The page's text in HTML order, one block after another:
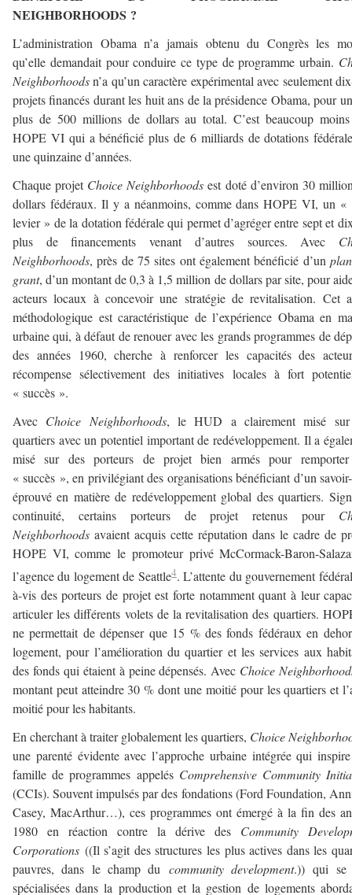
NEIGHBORHOODS ?
L’administration Obama n’a jamais obtenu du Congrès les
qu’elle demandait pour conduire ce type de programme urbain.
Neighborhoodsn’a qu’un caractère expérimental avec seulement
projets financés durant les huit ans de la présidence Obama, pour
plus de 500 millions de dollars au total. C’est beaucoup
HOPE VI qui a bénéficié plus de 6 milliards de dotations
une quinzaine d’années.
Chaque projet Choice Neighborhoods est doté d’environ 30
dollars fédéraux. Il y a néanmoins, comme dans HOPE VI, un «
levier » de la dotation fédérale qui permet d’agréger entre sept et
plus de financements venant d’autres sources. Avec
Neighborhoods, près de 75 sites ont également bénéficié d’un
grant, d’un montant de 0,3 à 1,5 million de dollars par site, pour
acteurs locaux à concevoir une stratégie de revitalisation. Cet
méthodologique est caractéristique de l’expérience Obama en
urbaine qui, à défaut de renouer avec les grands programmes de
des années 1960, cherche à renforcer les capacités des
récompense sélectivement des initiatives locales à fort
« succès ».
Avec Choice Neighborhoods, le HUD a clairement misé sur
quartiers avec un potentiel important de redéveloppement. Il a
misé sur des porteurs de projet bien armés pour
« succès », en privilégiant des organisations bénéficiant d’un
éprouvé en matière de redéveloppement global des quartiers.
continuité, certains porteurs de projet retenus pour
Neighborhoods avaient acquis cette réputation dans le cadre de
HOPE VI, comme le promoteur privé McCormack-Baron-
l’agence du logement de Seattle4. L’attente du gouvernement
à-vis des porteurs de projet est forte notamment quant à leur
articuler les différents volets de la revitalisation des quartiers.
ne permettait de dépenser que 15 % des fonds fédéraux en
logement, pour l’amélioration du quartier et les services aux
des fonds qui étaient à peine dépensés. Avec Choice
montant peut atteindre 30 % dont une moitié pour les quartiers et
moitié pour les habitants.
En cherchant à traiter globalement les quartiers, Choice
une parenté évidente avec l’approche urbaine intégrée qui
famille de programmes appelés Comprehensive Community
(CCIs). Souvent impulsés par des fondations (Ford Foundation,
Casey, MacArthur…), ces programmes ont émergé à la fin des
1980 en réaction contre la dérive des Community
Corporations ((Il s’agit des structures les plus actives dans les
pauvres, dans le champ du community development.)) qui se
spécialisées dans la production et la gestion de logements